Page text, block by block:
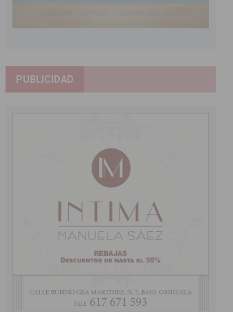
PUBLICIDAD